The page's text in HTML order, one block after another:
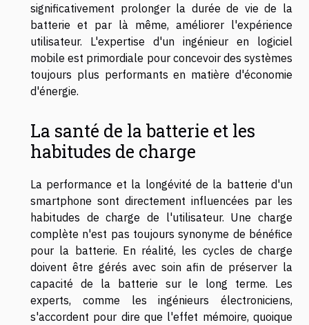
significativement prolonger la durée de vie de la
batterie et par là même, améliorer l'expérience
utilisateur. L'expertise d'un ingénieur en logiciel
mobile est primordiale pour concevoir des systèmes
toujours plus performants en matière d'économie
d'énergie.
La santé de la batterie et les
habitudes de charge
La performance et la longévité de la batterie d'un
smartphone sont directement influencées par les
habitudes de charge de l'utilisateur. Une charge
complète n'est pas toujours synonyme de bénéfice
pour la batterie. En réalité, les cycles de charge
doivent être gérés avec soin afin de préserver la
capacité de la batterie sur le long terme. Les
experts, comme les ingénieurs électroniciens,
s'accordent pour dire que l'effet mémoire, quoique